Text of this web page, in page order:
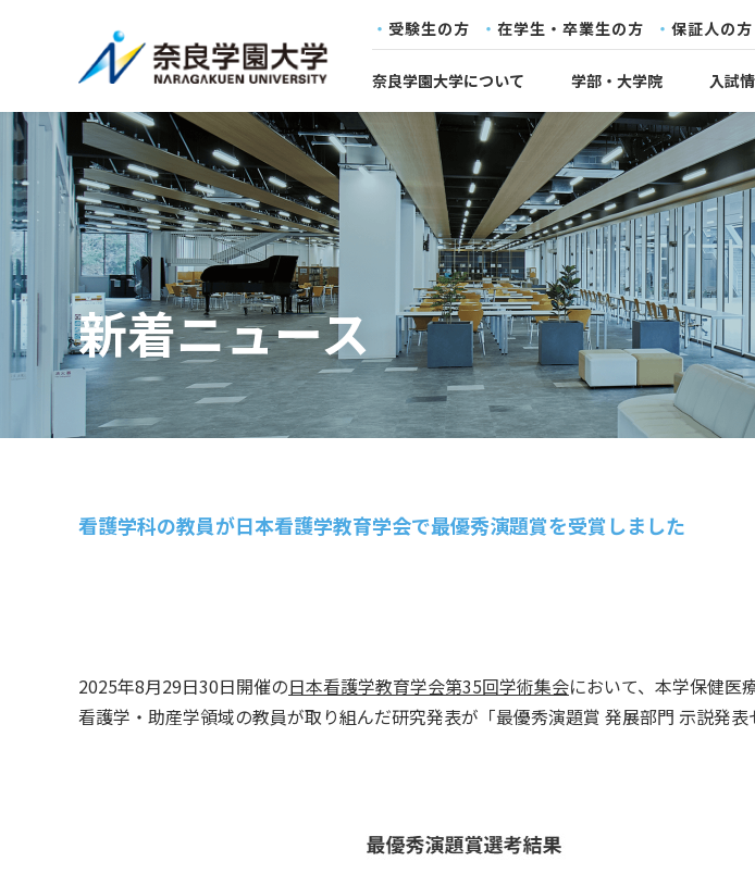
受験生の方 在学生・卒業生の方 保証人の方
奈良学園大学について 学部・大学院 入試
新着ニュース
看護学科の教員が日本看護学教育学会で最優秀演題賞を受賞しました
2025年8月29日30日開催の日本看護学教育学会第35回学術集会において、本学保健医
看護学・助産学領域の教員が取り組んだ研究発表が「最優秀演題賞 発展部門 示説発表